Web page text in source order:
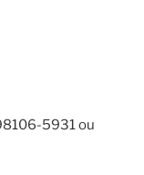
5931 ou